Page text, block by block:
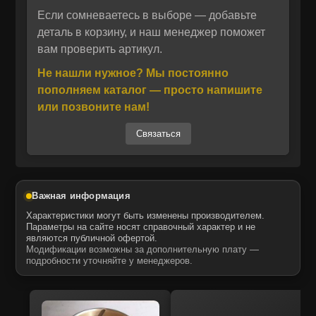
Отправить
Даю своё согласие на обработку персональных данных.
Отправить
Даю своё согласие на обработку персональных данных.
перегреву.
Производитель MCP выпускает
комплектующие на сертифицированных
мощностях в США, Европе, Азии и Турции.
Все радиаторы изготавливаются по
стандартам оригинального оборудования и
проходят многоступенчатый контроль
геометрией, высокой теплопроводностью и
совместимы с техникой CATERPILLAR и
аналогичны оригинальным агрегатам по
функциональности и ресурсу.
Если сомневаетесь в выборе — добавьте
деталь в корзину, и наш менеджер поможет
вам проверить артикул.
Не нашли нужное? Мы постоянно
пополняем каталог — просто напишите
или позвоните нам!
Связаться
Важная информация
Характеристики могут быть изменены производителем.
Параметры на сайте носят справочный характер и не
являются публичной офертой.
Модификации возможны за дополнительную плату —
подробности уточняйте у менеджеров.